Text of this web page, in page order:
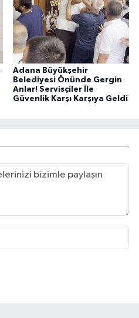
Adana Büyükşehir
Belediyesi Önünde Gergin
Anlar! Servisçiler İle
Güvenlik Karşı Karşıya Geldi